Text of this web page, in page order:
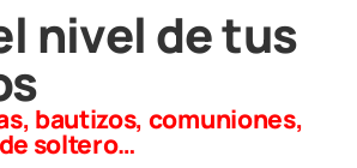
nivel de tus
bautizos, comuniones,
soltero…